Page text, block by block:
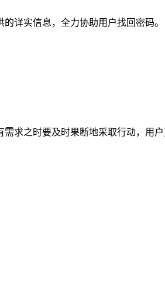
详实信息，全力协助用户找回密码。
求之时要及时果断地采取行动，用户